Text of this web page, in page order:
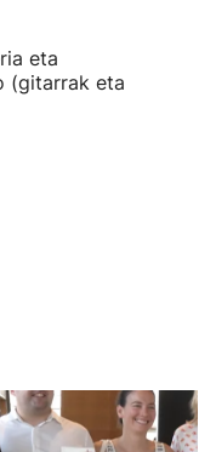
eta
(gitarrak eta